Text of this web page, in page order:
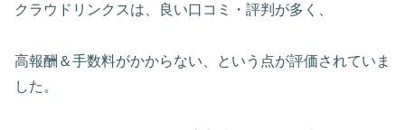
クラウドリンクスは、良い口コミ・評判が多く、
高報酬＆手数料がかからない、という点が評価されていま
した。